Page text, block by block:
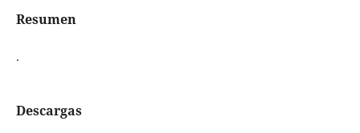
Resumen
.
Descargas